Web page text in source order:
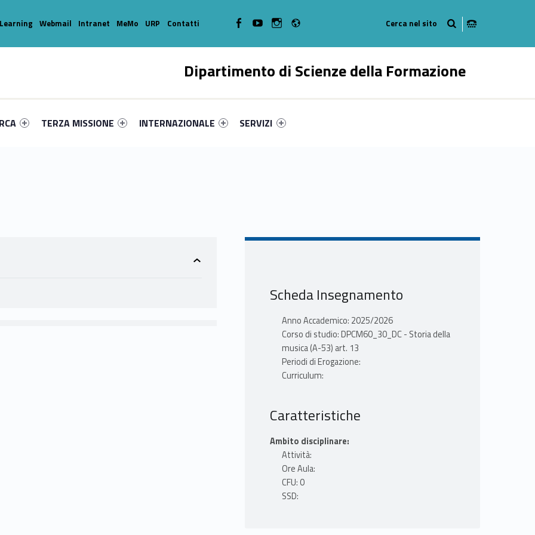
Dipartimento di Scienze della Formazione
TERZA MISSIONE
INTERNAZIONALE
SERVIZI
Webmail Intranet MeMo URP Contatti WebMan on FacebookWebMan on YoutubeWebMan on Instagram
Scheda Insegnamento
Anno Accademico: 2025/2026
Corso di studio: DPCM60_30_DC - Storia della
musica (A-53) art. 13
Periodi di Erogazione:
Curriculum:
Caratteristiche
Ambito disciplinare:
Attività:
Ore Aula:
CFU: 0
SSD: